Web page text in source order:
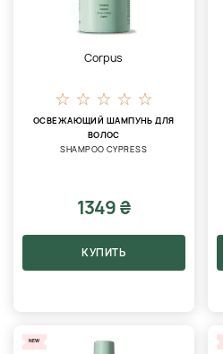
Corpus
ОСВЕЖАЮЩИЙ ШАМПУНЬ ДЛЯ
ВОЛОС
SHAMPOO CYPRESS
1349 ₴
КУПИТЬ
NEW